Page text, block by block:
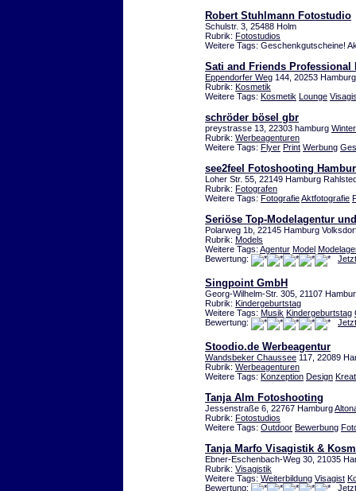
Robert Stuhlmann Fotostudio
Schulstr. 3, 25488 Holm
Rubrik: Fotostudios
Weitere Tags: Geschenkgutscheine!
Sati and Friends Professional
Eppendorfer Weg 144, 20253
Rubrik: Kosmetik
Weitere Tags: Kosmetik Lounge
schröder bösel gbr
preystrasse 13, 22303 hamburg
Rubrik: Werbeagenturen
Weitere Tags: Flyer Print Werbung
see2feel Fotoshooting
Loher Str. 55, 22149 Hamburg
Rubrik: Fotografen
Weitere Tags: FotografieAktfotografie
Seriöse Top-Modelagentur
Polarweg 1b, 22145 Hamburg
Rubrik: Models
Weitere Tags: Agentur Model
Bewertung:
Singpoint GmbH
Georg-Wilhelm-Str. 305, 21107
Rubrik: Kindergeburtstag
Weitere Tags: Musik Kindergeburtstag
Bewertung:
Stoodio.de Werbeagentur
Wandsbeker Chaussee 117, 22089
Rubrik: Werbeagenturen
Weitere Tags: Konzeption Design
Tanja Alm Fotoshooting
Jessenstraße 6, 22767 Hamburg
Rubrik: Fotostudios
Weitere Tags: Outdoor Bewerbung
Tanja Marfo Visagistik &
Ebner-Eschenbach-Weg 30, 21035
Rubrik: Visagistik
Weitere Tags: Weiterbildung Visagist
Bewertung: